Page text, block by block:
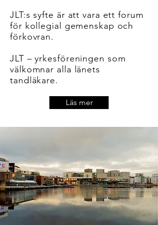
JLT:s syfte är att vara ett forum
för kollegial gemenskap och
förkovran.
JLT – yrkesföreningen som
välkomnar alla länets
tandläkare.
Läs mer